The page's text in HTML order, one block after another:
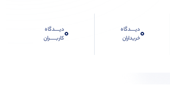
0دیــــدگاه
خریداران
0دیــــدگاه
کاربـــــران